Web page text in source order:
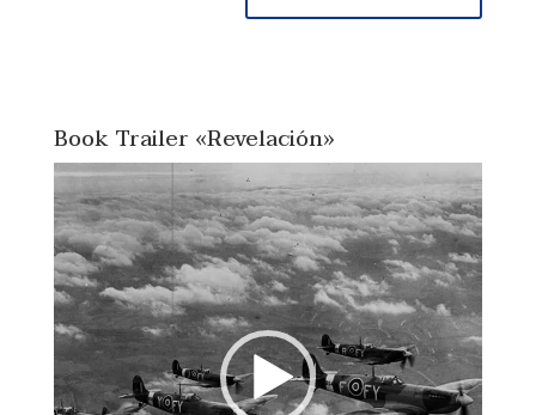
Book Trailer «Revelación»
Reproductor
de
vídeo